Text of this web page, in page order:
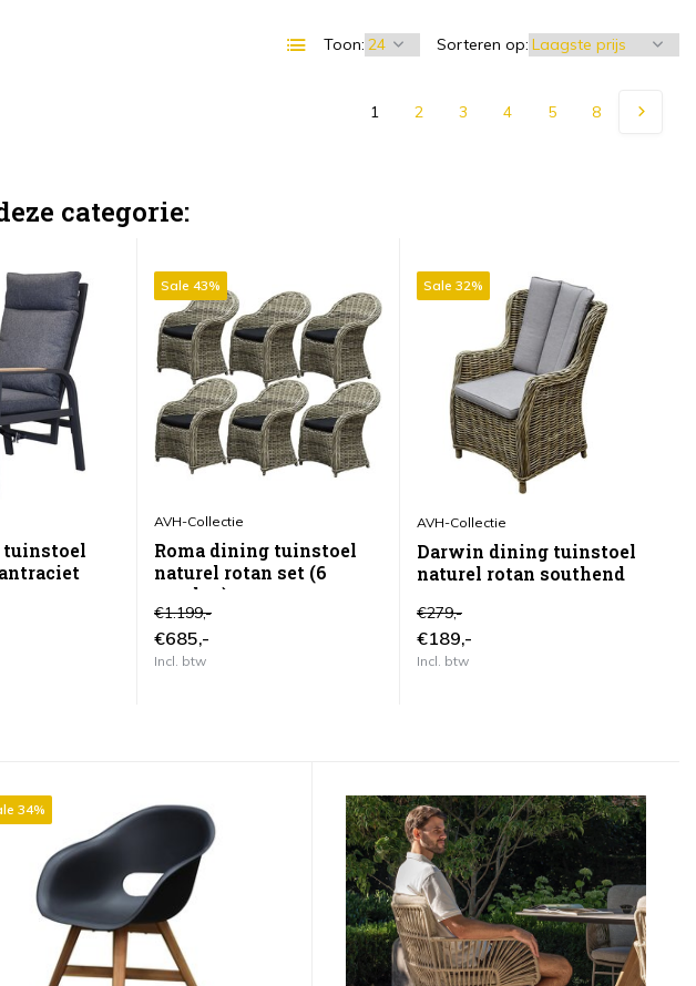
Toon: Sorteren op:
1 2 3 4 5 8
categorie:
tuinstoel
Sale 43%
AVH-Collectie
Roma dining tuinstoel
naturel rotan set (6
stoelen)
€1.199,-
€685,-
Incl. btw
Sale 32%
AVH-Collectie
Darwin dining tuinstoel
naturel rotan southend
€279,-
€189,-
Incl. btw
34%